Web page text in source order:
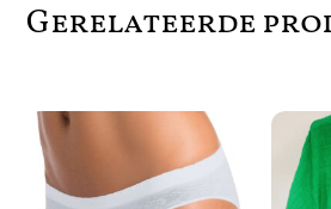
Gerelateerde